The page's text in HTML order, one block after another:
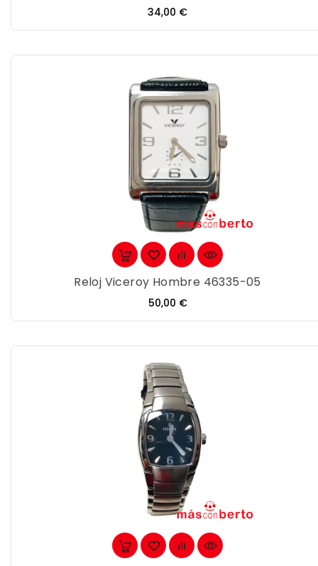
Precio
34,00 €
Reloj Viceroy Hombre 46335-05
Precio
50,00 €